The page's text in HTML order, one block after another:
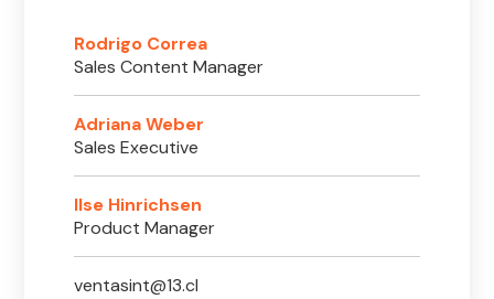
Rodrigo Correa
Sales Content Manager
Adriana Weber
Sales Executive
Ilse Hinrichsen
Product Manager
ventasint@13.cl